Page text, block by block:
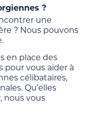
?
une
? Nous pouvons
en place des
pour vous aider à
célibataires,
Qu’elles
nous vous